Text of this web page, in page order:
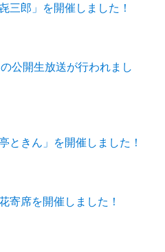
三郎」を開催しました！
公開生放送が行われまし
ときん」を開催しました！
寄席を開催しました！